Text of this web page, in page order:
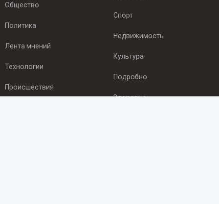
Общество
Политика
Лента мнений
Технологии
Происшествия
Спорт
Недвижимость
Культура
Подробно
Здоровье